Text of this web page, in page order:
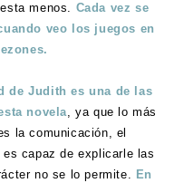
menos. Cada vez se
veo los juegos en
de Judith es una de las
novela, ya que lo más
la comunicación, el
capaz de explicarle las
no se lo permite. En